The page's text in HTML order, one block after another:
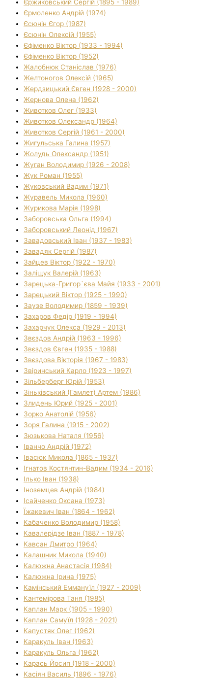
Єржиковський Сергій (1895 - 1989)
Єрмоленко Андрій (1974)
Єсюнін Єгор (1987)
Єсюнін Олексій (1955)
Єфіменко Віктор (1933 - 1994)
Єфіменко Віктор (1952)
Жалобнюк Станіслав (1976)
Желтоногов Олексій (1965)
Жердзицький Євген (1928 - 2000)
Жернова Олена (1962)
Животков Олег (1933)
Животков Олександр (1964)
Животков Сергій (1961 - 2000)
Жигульська Галина (1957)
Жолудь Олександр (1951)
Жуган Володимир (1926 - 2008)
Жук Роман (1955)
Жуковський Вадим (1971)
Журавель Микола (1960)
Журикова Марія (1998)
Заборовська Ольга (1994)
Заборовський Леонід (1967)
Завадовський Іван (1937 - 1983)
Завадяк Сергій (1987)
Зайцев Віктор (1922 - 1970)
Заліщук Валерій (1963)
Зарецька-Григор`єва Майя (1933 - 2001)
Зарецький Віктор (1925 - 1990)
Заузе Володимир (1859 - 1939)
Захаров Федір (1919 - 1994)
Захарчук Олекса (1929 - 2013)
Звєздов Андрій (1963 - 1996)
Звєздов Євген (1935 - 1988)
Звєздова Вікторія (1967 - 1983)
Звіринський Карло (1923 - 1997)
Зільберберг Юрій (1953)
Зіньківський (Гамлет) Артем (1986)
Злидень Юрий (1925 - 2001)
Зорко Анатолій (1956)
Зоря Галина (1915 - 2002)
Зюзькова Наталя (1956)
Іванчо Андрій (1972)
Івасюк Микола (1865 - 1937)
Ігнатов Костянтин-Вадим (1934 - 2016)
Ілько Іван (1938)
Іноземцев Андрій (1984)
Ісайченко Оксана (1973)
Їжакевич Іван (1864 - 1962)
Кабаченко Володимир (1958)
Кавалерідзе Іван (1887 - 1978)
Кавсан Дмитро (1964)
Калашник Микола (1940)
Калюжна Анастасія (1984)
Калюжна Ірина (1975)
Камінський Еммануїл (1927 - 2009)
Кантемірова Таня (1985)
Каплан Марк (1905 - 1990)
Каплан Самуїл (1928 - 2021)
Капустяк Олег (1962)
Каракуль Іван (1963)
Каракуль Ольга (1962)
Карась Йосип (1918 - 2000)
Касіян Василь (1896 - 1976)